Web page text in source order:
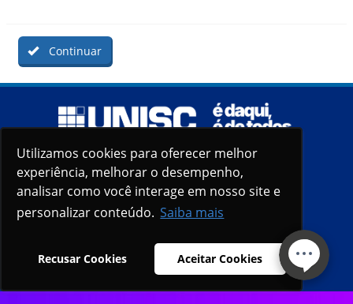
Utilizamos cookies para oferecer melhor
experiência, melhorar o desempenho,
analisar como você interage em nosso site e
personalizar conteúdo. Saiba mais
Recusar Cookies Aceitar Cookies
Utilizamos cookies para oferecer melhor
experiência, melhorar o desempenho,
analisar como você interage em nosso site e
personalizar conteúdo. Saiba mais
Recusar Cookies Aceitar Cookies
Continuar